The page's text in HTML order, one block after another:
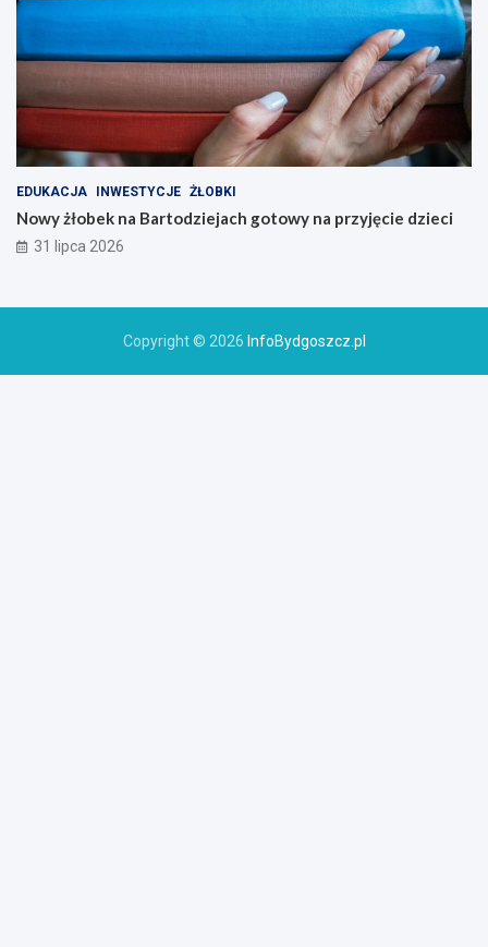
EDUKACJA INWESTYCJE ŻŁOBKI
Nowy żłobek na Bartodziejach gotowy na przyjęcie dzieci
31 lipca 2026
Copyright © 2026 InfoBydgoszcz.pl